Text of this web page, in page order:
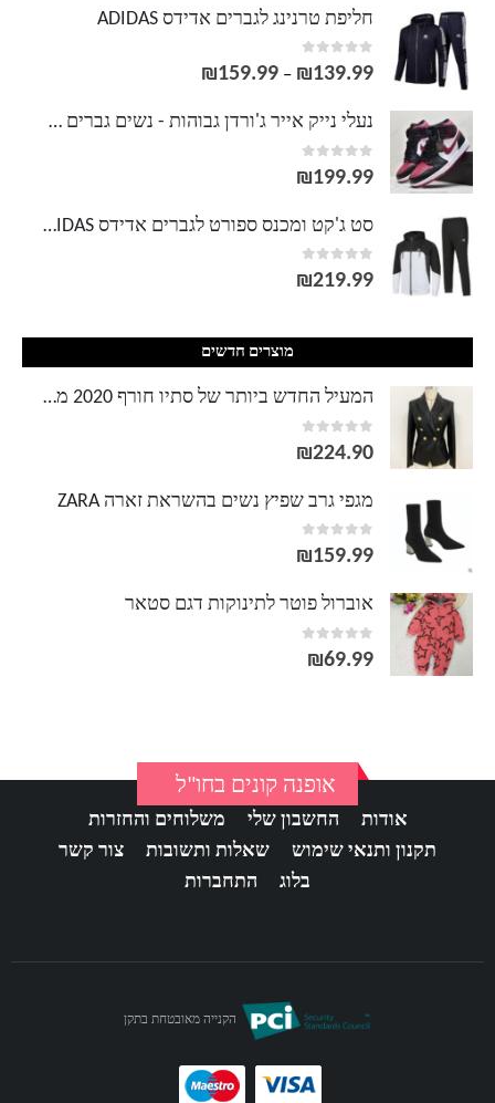
חליפת טרנינג לגברים אדידס ADIDAS
0
out of 5
₪139.99
–
₪159.99
נעלי נייק אייר ג'ורדן גבוהות - נשים גברים NIKE AIR JORDAN
0
out of 5
₪199.99
סט ג'קט ומכנס ספורט לגברים אדידס ADIDAS
0
out of 5
₪219.99
מוצרים חדשים
המעיל החדש ביותר של סתיו חורף 2020 מעצב בלייזר כפתורי מתכת של נשים כפתורי מתכת כפולות חזה
0
out of 5
₪224.90
מגפי גרב שפיץ נשים בהשראת זארה ZARA
0
out of 5
₪159.99
אוברול פוטר לתינוקות דגם סטאר
0
out of 5
₪69.99
אופנה קונים בחו"ל
אודות החשבון שלי
משלוחים והחזרות
תקנון ותנאי שימוש
שאלות ותשובות
צור קשר
בלוג
התחברות
הקנייה מאובטחת בתקן